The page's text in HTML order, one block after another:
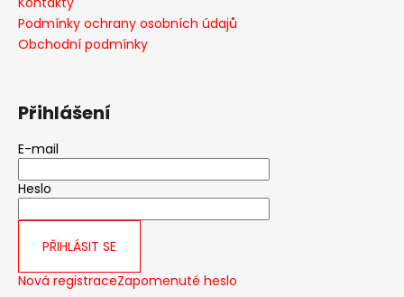
í
p
Podmínky ochrany osobních údajů
Obchodní podmínky
Přihlášení
E-mail
Heslo
PŘIHLÁSIT SE
Nová registraceZapomenuté heslo